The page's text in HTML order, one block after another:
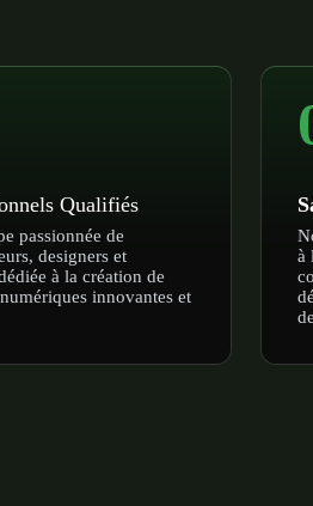
Qualifiés
passionnée de
designers et
à la création de
innovantes et
à